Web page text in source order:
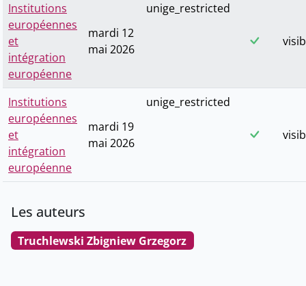
Institutions
européennes
et
intégration
européenne
mardi 12
mai 2026
unige_restricted
Institutions
européennes
et
intégration
européenne
mardi 19
mai 2026
unige_restricted
Les auteurs
Truchlewski Zbigniew Grzegorz